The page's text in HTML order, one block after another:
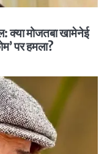
क्या मोजतबा खामेनेई
पर हमला?